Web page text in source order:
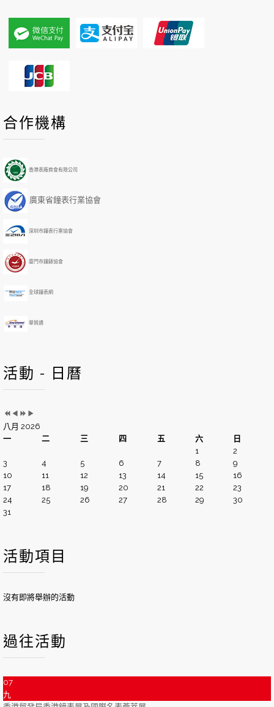
合作機構
香港表廠商會有限公司
廣東省鐘表行業協會
深圳市鐘表行業協會
廈門市鐘錶協會
全球鐘表網
華貿通
活動 - 日曆
r
e
o
s
a
P
r
e
i
o
u
s
M
o
n
h
N
e
x
Y
e
a
r
N
e
x
八月 2026
一
二 三 四 五 六
日
1
2
3
4 5 6 7 8
9
10
11 12 13 14 15
16
17
18 19 20 21 22
23
24
25 26 27 28 29
30
31
活動項目
沒有即將舉辦的活動
過往活動
07
九